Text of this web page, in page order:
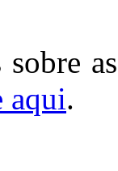
sobre
aqui.